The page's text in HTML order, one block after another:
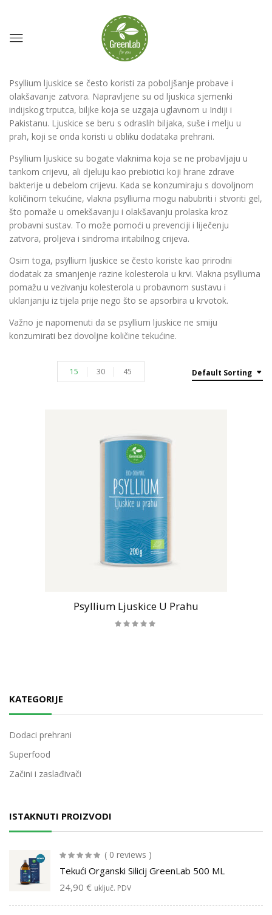
KATEGORIJE
Dodaci prehrani
Superfood
Začini i zaslađivači
ISTAKNUTI PROIZVODI
( 0 reviews )
Tekući Organski Silicij GreenLab 500 ML
24,90 € uključ. PDV
Psyllium ljuskice se često koristi za poboljšanje probave i
olakšavanje zatvora. Napravljene su od ljuskica sjemenki
indijskog trputca, biljke koja se uzgaja uglavnom u Indiji i
Pakistanu. Ljuskice se beru s odraslih biljaka, suše i melju u
prah, koji se onda koristi u obliku dodataka prehrani.
Psyllium ljuskice su bogate vlaknima koja se ne probavljaju u
tankom crijevu, ali djeluju kao prebiotici koji hrane zdrave
bakterije u debelom crijevu. Kada se konzumiraju s dovoljnom
količinom tekućine, vlakna psylliuma mogu nabubriti i stvoriti gel,
što pomaže u omekšavanju i olakšavanju prolaska kroz
probavni sustav. To može pomoći u prevenciji i liječenju
zatvora, proljeva i sindroma iritabilnog crijeva.
Osim toga, psyllium ljuskice se često koriste kao prirodni
dodatak za smanjenje razine kolesterola u krvi. Vlakna psylliuma
pomažu u vezivanju kolesterola u probavnom sustavu i
uklanjanju iz tijela prije nego što se apsorbira u krvotok.
Važno je napomenuti da se psyllium ljuskice ne smiju
konzumirati bez dovoljne količine tekućine.
Default Sorting
15 30 45
Psyllium Ljuskice U Prahu